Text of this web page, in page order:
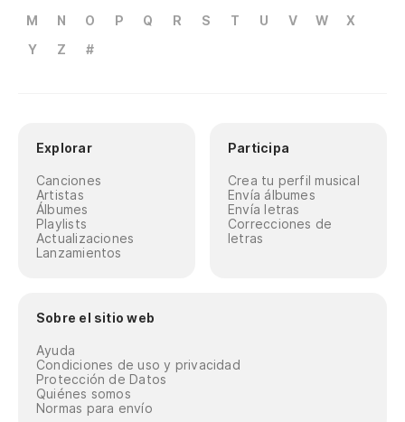
M
N O P Q R S T U V W
X
Y
Z #
Explorar
Canciones
Artistas
Álbumes
Playlists
Actualizaciones
Lanzamientos
Participa
Crea tu perfil musical
Envía álbumes
Envía letras
Correcciones de
letras
Sobre el sitio web
Ayuda
Condiciones de uso y privacidad
Protección de Datos
Quiénes somos
Normas para envío